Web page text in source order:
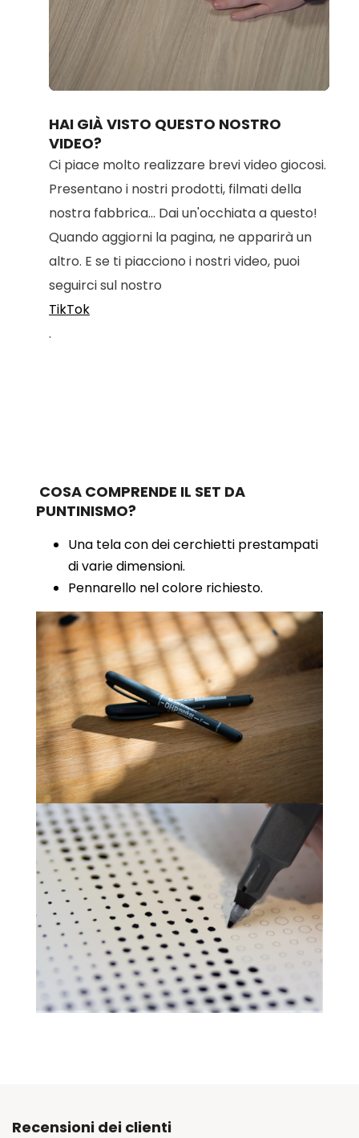
92.38%
HAI GIÀ VISTO QUESTO NOSTRO
VIDEO?
Ci piace molto realizzare brevi video giocosi.
Presentano i nostri prodotti, filmati della
nostra fabbrica... Dai un'occhiata a questo!
Quando aggiorni la pagina, ne apparirà un
altro. E se ti piacciono i nostri video, puoi
seguirci sul nostro
TikTok
.
COSA COMPRENDE IL SET DA
PUNTINISMO?
Una tela con dei cerchietti prestampati
di varie dimensioni.
Pennarello nel colore richiesto.
Recensioni dei clienti